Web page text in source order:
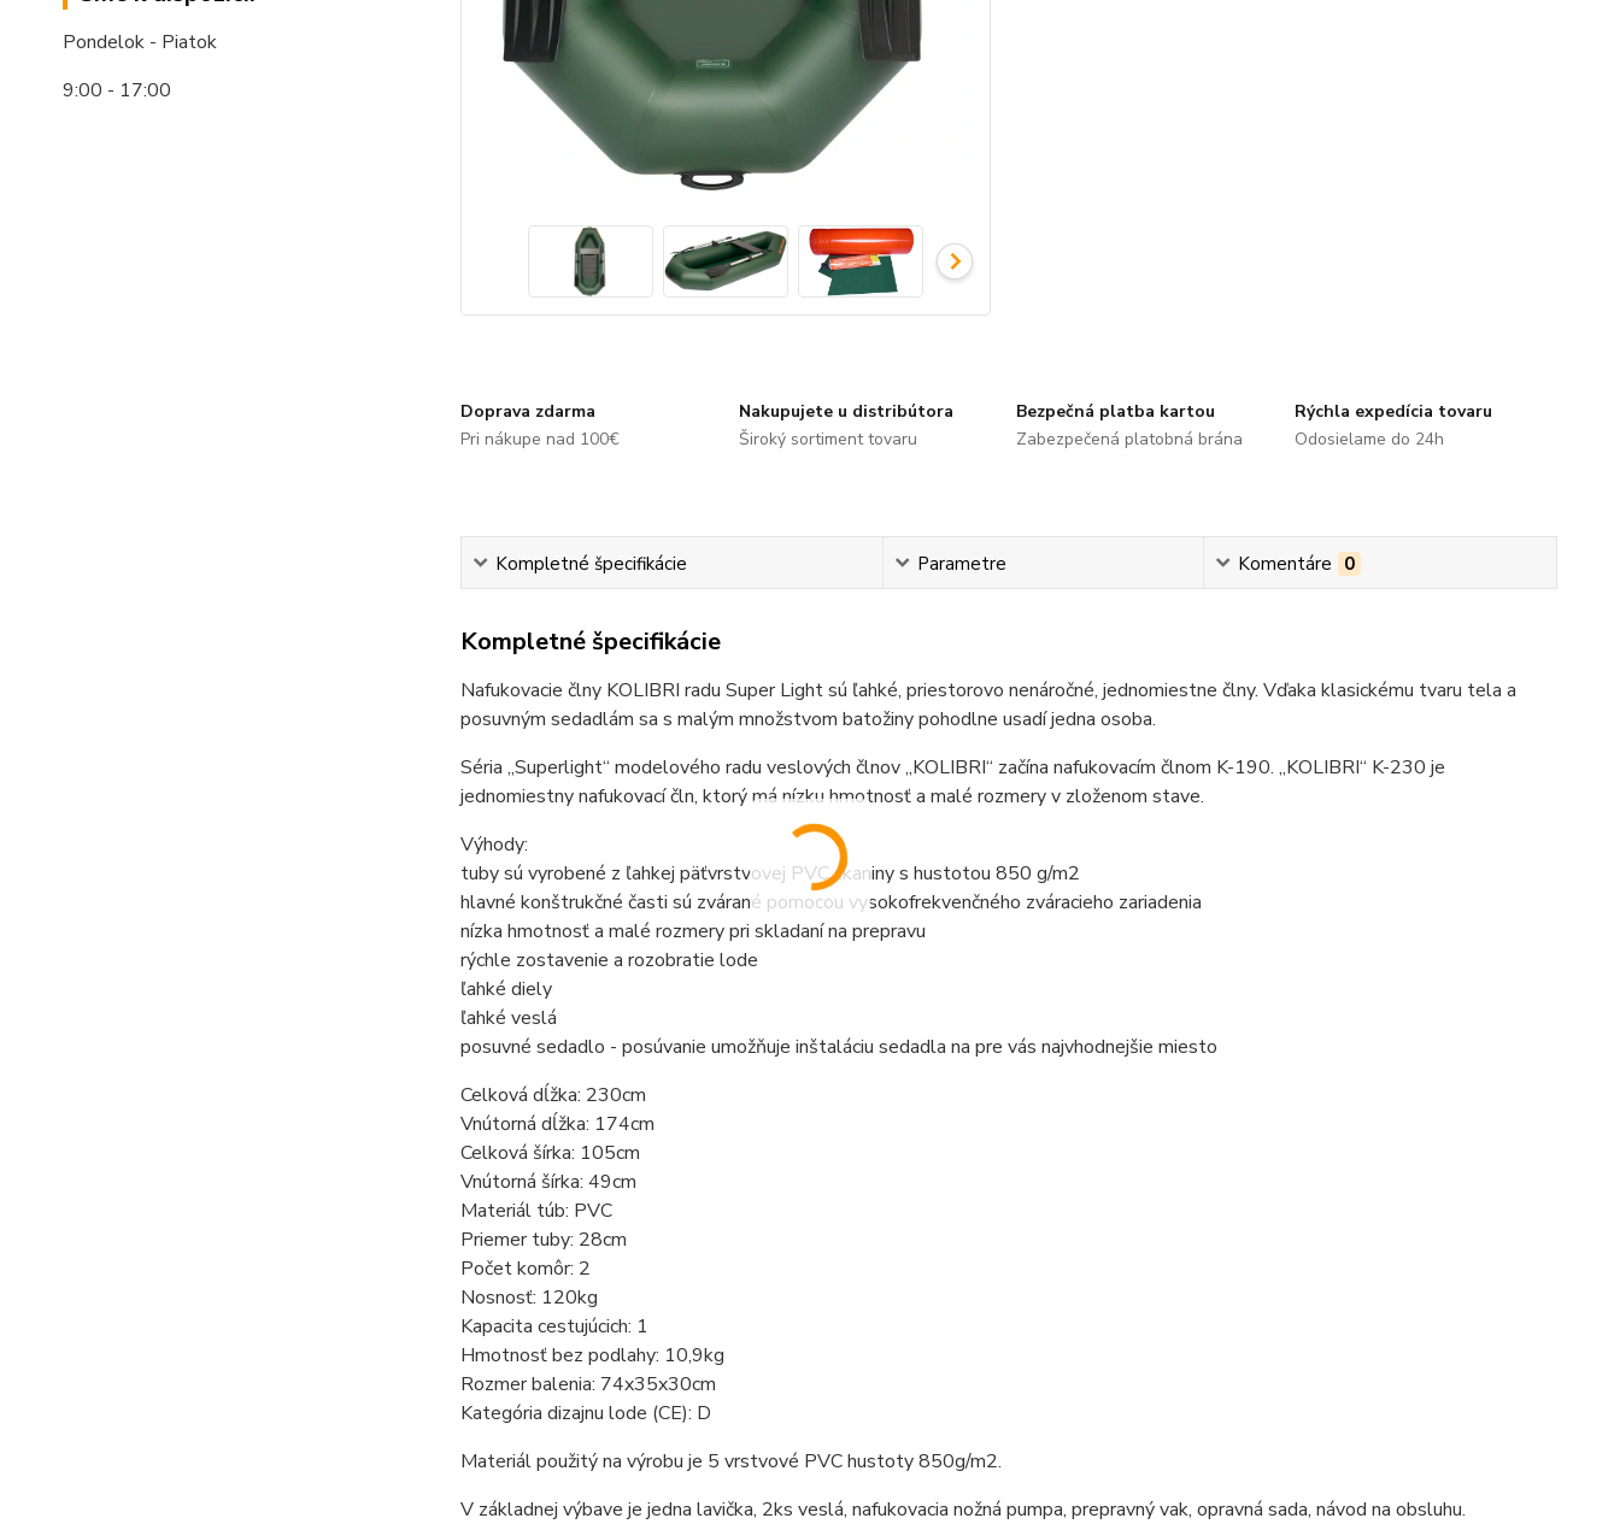
Pondelok - Piatok
9:00 - 17:00
Doprava zdarma
Pri nákupe nad 100€
Nakupujete u distribútora
Široký sortiment tovaru
Bezpečná platba kartou
Zabezpečená platobná brána
Rýchla expedícia tovaru
Odosielame do 24h
Kompletné špecifikácie Parametre Komentáre 0
Kompletné špecifikácie
Nafukovacie člny KOLIBRI radu Super Light sú ľahké, priestorovo nenáročné, jednomiestne člny. Vďaka klasickému tvaru tela a
posuvným sedadlám sa s malým množstvom batožiny pohodlne usadí jedna osoba.
Séria „Superlight“ modelového radu veslových člnov „KOLIBRI“ začína nafukovacím člnom K-190. „KOLIBRI“ K-230 je
jednomiestny nafukovací čln, ktorý má nízku hmotnosť a malé rozmery v zloženom stave.
Výhody:
tuby sú vyrobené z ľahkej päťvrstvovej PVC tkaniny s hustotou 850 g/m2
hlavné konštrukčné časti sú zvárané pomocou vysokofrekvenčného zváracieho zariadenia
nízka hmotnosť a malé rozmery pri skladaní na prepravu
rýchle zostavenie a rozobratie lode
ľahké diely
ľahké veslá
posuvné sedadlo - posúvanie umožňuje inštaláciu sedadla na pre vás najvhodnejšie miesto
Celková dĺžka: 230cm
Vnútorná dĺžka: 174cm
Celková šírka: 105cm
Vnútorná šírka: 49cm
Materiál túb: PVC
Priemer tuby: 28cm
Počet komôr: 2
Nosnosť: 120kg
Kapacita cestujúcich: 1
Hmotnosť bez podlahy: 10,9kg
Rozmer balenia: 74x35x30cm
Kategória dizajnu lode (CE): D
Materiál použitý na výrobu je 5 vrstvové PVC hustoty 850g/m2.
V základnej výbave je jedna lavička, 2ks veslá, nafukovacia nožná pumpa, prepravný vak, opravná sada, návod na obsluhu.